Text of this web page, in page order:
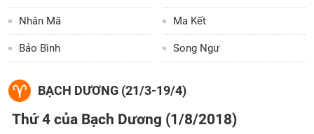
Nhân Mã Ma Kết
Bảo Bình Song Ngư
BẠCH DƯƠNG (21/3-19/4)
Thứ 4 của Bạch Dương (1/8/2018)